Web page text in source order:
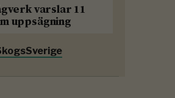
varslar 11
uppsägning